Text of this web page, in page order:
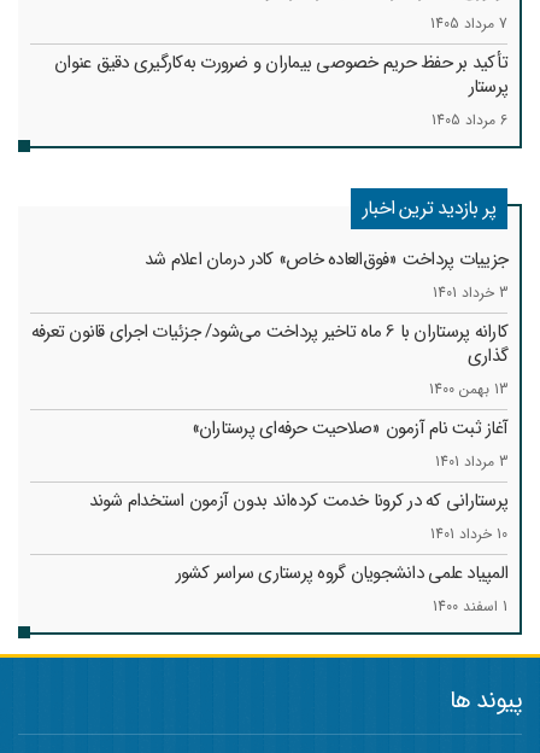
7 مرداد 1405
تأکید بر حفظ حریم خصوصی بیماران و ضرورت به‌کارگیری دقیق عنوان
پرستار
6 مرداد 1405
پر بازدید ترین اخبار
جزییات پرداخت «فوق‌العاده خاص» کادر درمان اعلام شد
3 خرداد 1401
کارانه‌ پرستاران با 6 ماه تاخیر پرداخت می‌شود/ جزئیات اجرای قانون تعرفه
گذاری
13 بهمن 1400
آغاز ثبت نام آزمون «صلاحیت حرفه‌ای پرستاران»
3 مرداد 1401
پرستارانی که در کرونا خدمت کرد‌ه‌اند بدون آزمون استخدام شوند
10 خرداد 1401
المپیاد علمی دانشجویان گروه پرستاری سراسر کشور
1 اسفند 1400
پیوند ها